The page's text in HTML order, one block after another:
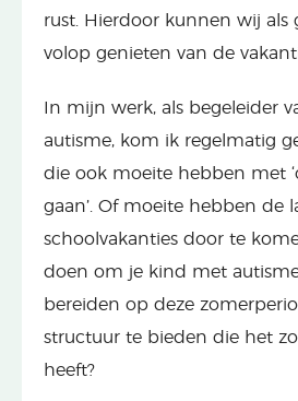
rust. Hierdoor kunnen wij als
volop genieten van de
In mijn werk, als begeleider
autisme, kom ik regelmatig
die ook moeite hebben met
gaan’. Of moeite hebben de
schoolvakanties door te
doen om je kind met
bereiden op deze
structuur te bieden die het
heeft?